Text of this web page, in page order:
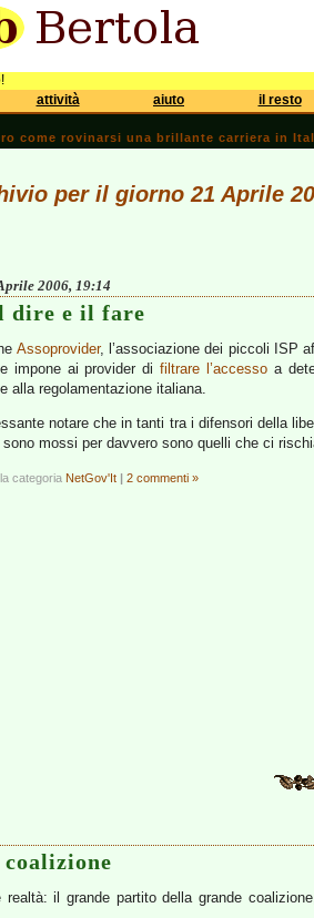
attività aiuto il resto
come rovinarsi una brillante carriera in
per il giorno 21 Aprile
2006, 19:14
dire e il fare
Assoprovider, l’associazione dei piccoli ISP
impone ai provider difiltrare l’accesso a
alla regolamentazione italiana.
notare che in tanti tra i difensori della
mossi per davvero sono quelli che ci
categoria NetGov'It | 2 commenti »
il grande partito della grande